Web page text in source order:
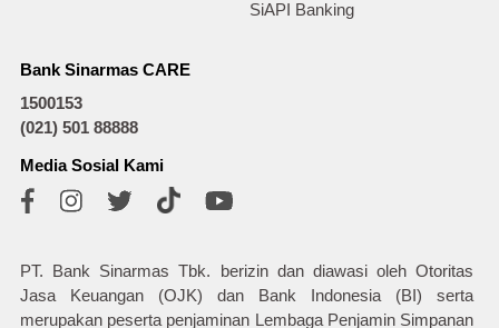
SiAPI Banking
Bank Sinarmas CARE
1500153
(021) 501 88888
Media Sosial Kami
PT. Bank Sinarmas Tbk. berizin dan diawasi oleh Otoritas
Jasa Keuangan (OJK) dan Bank Indonesia (BI) serta
merupakan peserta penjaminan Lembaga Penjamin Simpanan